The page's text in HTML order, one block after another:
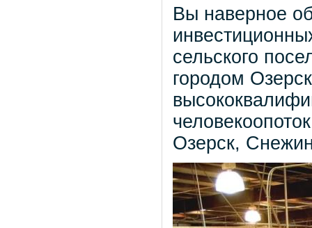
Вы наверное
сельского
городом
Озерск,